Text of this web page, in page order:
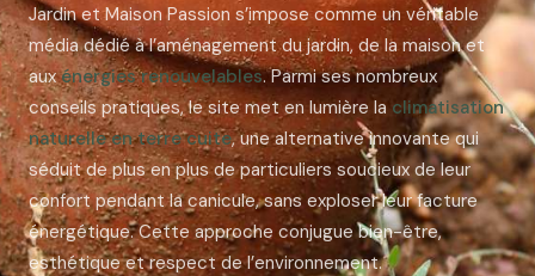
Jardin et Maison Passion s’impose comme un véritable
média dédié à l’aménagement du jardin, de la maison et
auxénergies renouvelables. Parmi ses nombreux
conseils pratiques, le site met en lumière la climatisation
naturelle en terre cuite, une alternative innovante qui
séduit de plus en plus de particuliers soucieux de leur
confort pendant la canicule, sans exploser leur facture
énergétique. Cette approche conjugue bien-être,
esthétique et respect de l’environnement.